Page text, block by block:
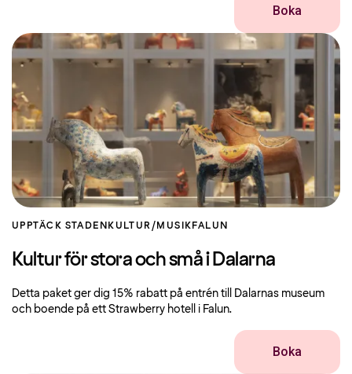
Boka
UPPTÄCK STADEN KULTUR/MUSIK FALUN
Kultur för stora och små i Dalarna
Detta paket ger dig 15% rabatt på entrén till Dalarnas museum
och boende på ett Strawberry hotell i Falun.
Boka